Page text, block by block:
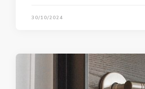
30/10/2024